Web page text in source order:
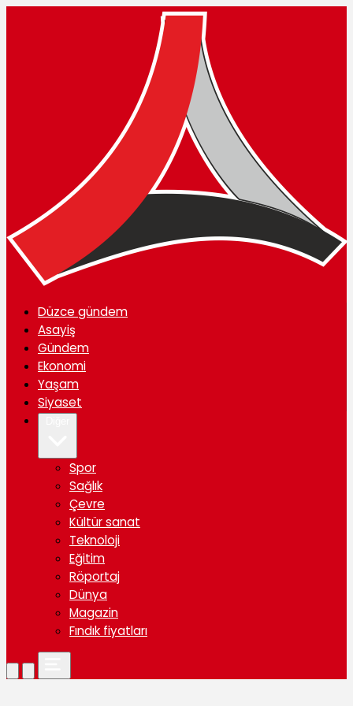
Düzce gündem
Asayiş
Gündem
Ekonomi
Yaşam
Siyaset
Spor
Sağlık
Çevre
Kültür sanat
Teknoloji
Eğitim
Röportaj
Dünya
Magazin
Fındık fiyatları